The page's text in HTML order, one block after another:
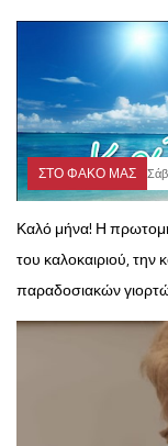
ΣΤΟ ΦΑΚΟ ΜΑΣ
Καλό μήνα! Η
του καλοκαιριού,
παραδοσιακών